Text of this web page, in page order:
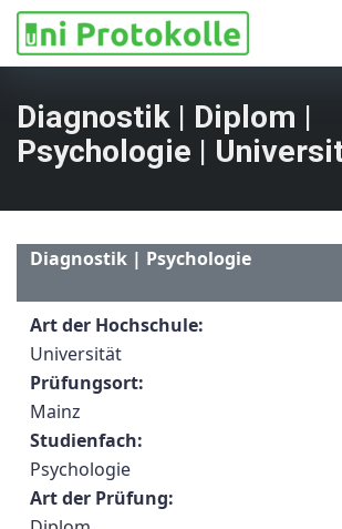
Diagnostik | Diplom |
Psychologie |
Diagnostik | Psychologie
Art der Hochschule:
Universität
Prüfungsort:
Mainz
Studienfach:
Psychologie
Art der Prüfung: